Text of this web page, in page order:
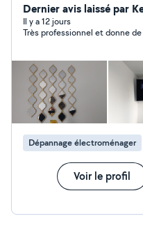
Dernier avis laissé par
Il y a 12 jours
Très professionnel et donne
Dépannage électroménager
Voir le profil